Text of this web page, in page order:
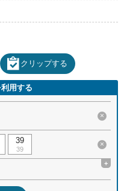
クリップする
用する
×
39
39
×
+